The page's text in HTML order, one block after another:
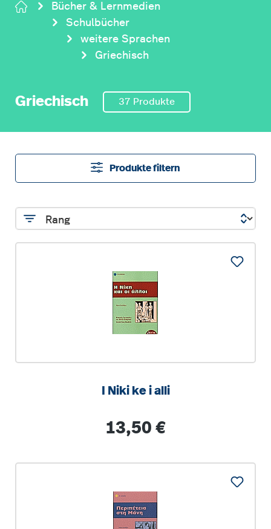
Bücher & Lernmedien
Schulbücher
weitere Sprachen
Griechisch
Griechisch 37 Produkte
Produkte filtern
I Niki ke i alli
Regulärer Preis:
13,50 €